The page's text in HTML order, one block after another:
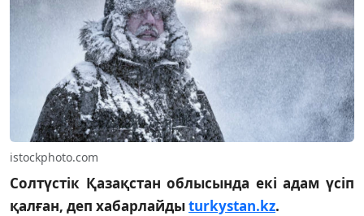
istockphoto.com
Солтүстік Қазақстан облысында екі адам үсіп
қалған, деп хабарлайдыturkystan.kz.